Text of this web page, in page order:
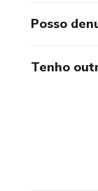
Posso
Tenho